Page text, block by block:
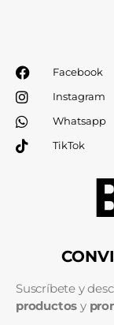
Facebook
Instagram
Whatsapp
TikTok
Suscríbete y
productos y